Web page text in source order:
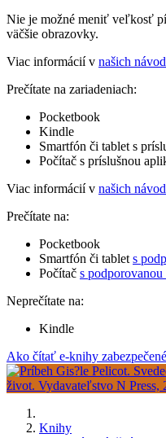
Nie je možné meniť veľkosť
väčšie obrazovky.
Viac informácií v našich
Prečítate na zariadeniach:
Pocketbook
Kindle
Smartfón či tablet s
Počítač s príslušnou
Viac informácií v našich
Prečítate na:
Pocketbook
Smartfón či tablet s
Počítač s
Neprečítate na:
Kindle
Ako čítať e-knihy
Knihy